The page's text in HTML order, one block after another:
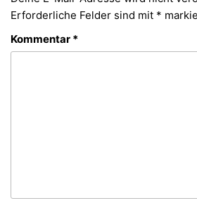
Erforderliche Felder sind mit *
Kommentar *